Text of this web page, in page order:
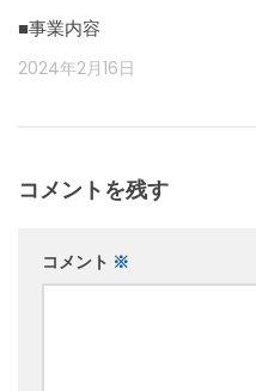
■事業内容
2024年2月16日
コメントを残す
コメント ※